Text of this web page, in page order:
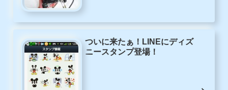
ついに来たぁ！LINEにディズ
ニースタンプ登場！